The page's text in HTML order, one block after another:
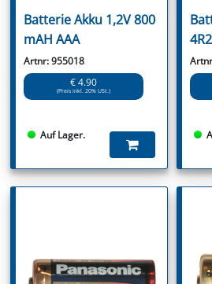
Batterie Akku 1,2V 800
mAH AAA
Artnr: 955018
€ 4.90
(Preis inkl. 20% USt.)
Auf Lager.